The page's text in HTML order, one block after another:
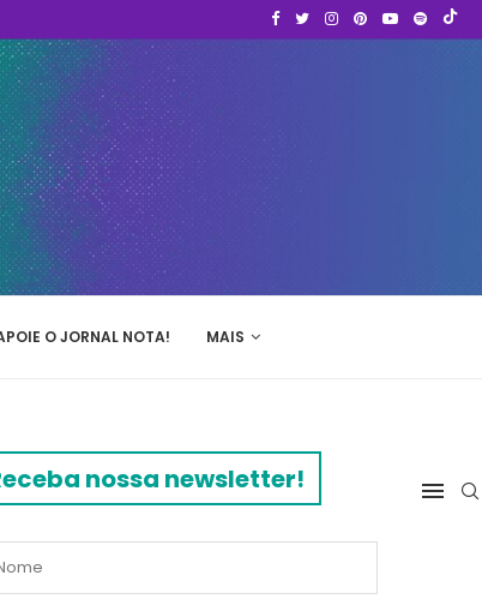
O JORNAL NOTA! MAIS
nossa newsletter!